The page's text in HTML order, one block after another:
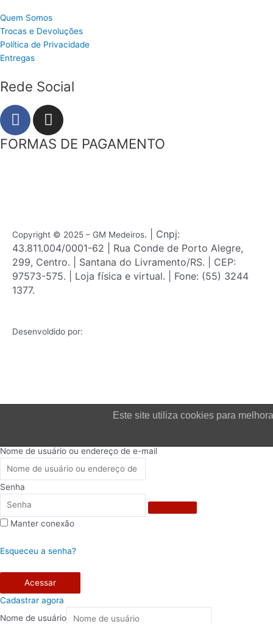
Quem Somos
Trocas e Devoluções
Política de Privacidade
Entregas
Rede Social
F
a
c
I
n
s
m
FORMAS DE PAGAMENTO
Copyright © 2025 – GM Medeiros. | Cnpj:
43.811.004/0001-62 | Rua Conde de Porto Alegre,
299, Centro. | Santana do Livramento/RS. | CEP:
97573-575. | Loja física e virtual. | Fone: (55) 3244
1377.
Desenvoldido por:
Este site utiliza cookies para
Nome de usuário ou endereço de e-mail
Senha
Manter conexão
Esqueceu a senha?
Acessar
Cadastrar agora
Nome de usuário